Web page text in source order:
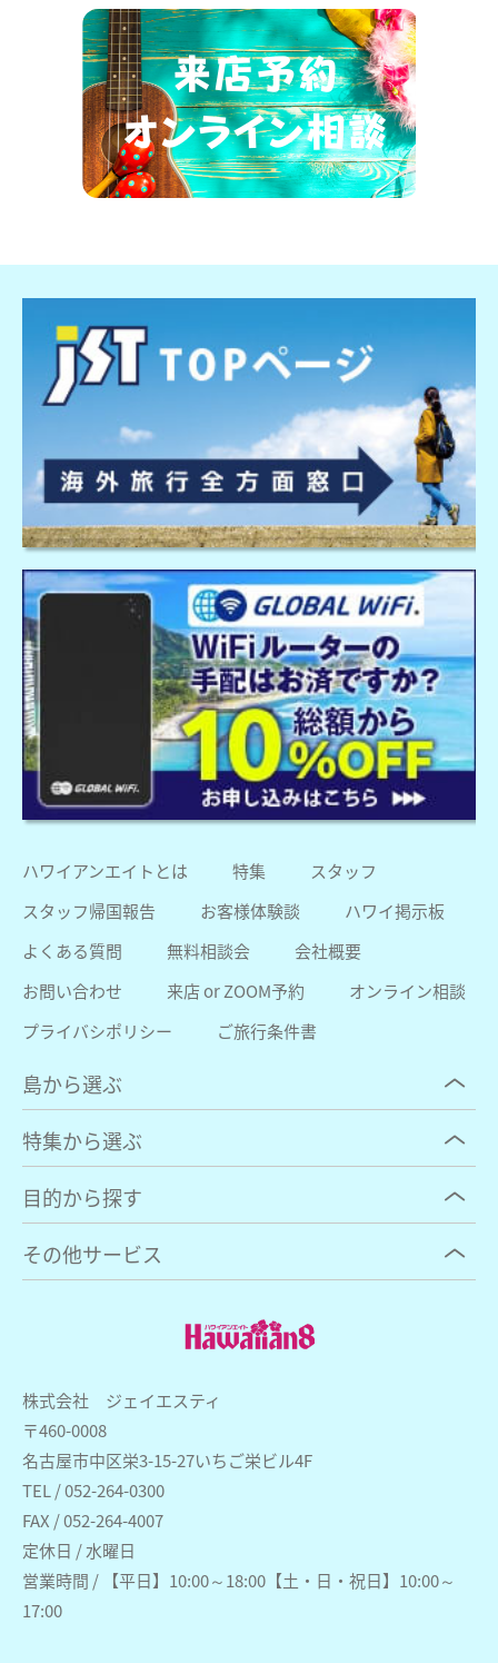
株式会社 ジェイエスティ
〒460-0008
名古屋市中区栄3-15-27いちご栄ビル4F
TEL / 052-264-0300
FAX / 052-264-4007
定休日 / 水曜日
営業時間 / 【平日】10:00～18:00【土・日・祝日】10:00～
17:00
ハワイアンエイトとは 特集
スタッフ
スタッフ帰国報告
お客様体験談
ハワイ掲示板
よくある質問
無料相談会
会社概要
お問い合わせ
来店 or ZOOM予約
オンライン相談
プライバシポリシー
ご旅行条件書
島から選ぶ
特集から選ぶ
目的から探す
その他サービス